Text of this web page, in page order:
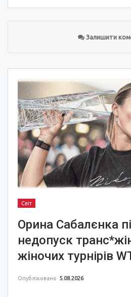
Залишити
Світ
Орина Сабалєнка
недопуск
жіночих турнірів
Опубліковано 5.08.2026